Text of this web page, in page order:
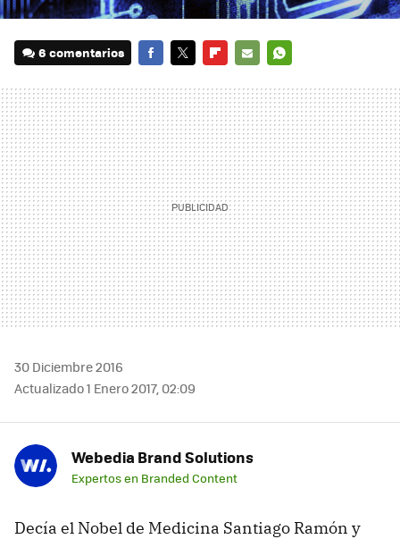
6 comentarios
MAIL
30 Diciembre 2016
Actualizado 1 Enero 2017, 02:09
Webedia Brand Solutions
Expertos en Branded Content
Decía el Nobel de Medicina Santiago Ramón y